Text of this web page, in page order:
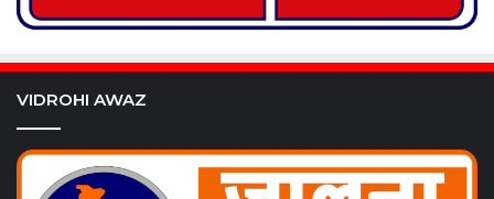
VIDROHI AWAZ